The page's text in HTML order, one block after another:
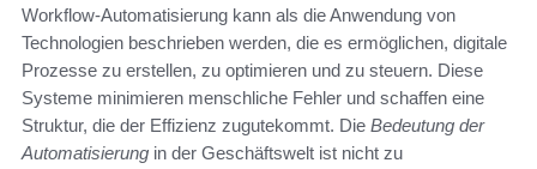
Workflow-Automatisierung kann als die Anwendung von
Technologien beschrieben werden, die es ermöglichen, digitale
Prozesse zu erstellen, zu optimieren und zu steuern. Diese
Systeme minimieren menschliche Fehler und schaffen eine
Struktur, die der Effizienz zugutekommt. Die Bedeutung der
Automatisierung in der Geschäftswelt ist nicht zu